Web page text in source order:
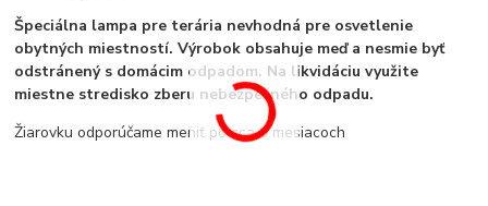
Špeciálna lampa pre terária nevhodná pre osvetlenie
obytných miestností. Výrobok obsahuje meď a nesmie byť
odstránený s domácim odpadom. Na likvidáciu využite
miestne stredisko zberu nebezpečného odpadu.
Žiarovku odporúčame meniť po cca 9 mesiacoch